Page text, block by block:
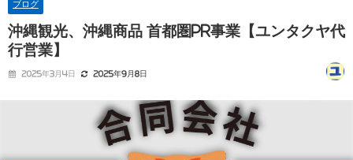
ブログ
沖縄観光、沖縄商品 首都圏PR事業【ユンタクヤ代
行営業】
2025年3月4日 2025年9月8日